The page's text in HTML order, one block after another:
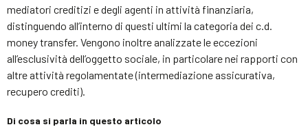
mediatori creditizi e degli agenti in attività finanziaria,
distinguendo all’interno di questi ultimi la categoria dei c.d.
money transfer. Vengono inoltre analizzate le eccezioni
all’esclusività dell’oggetto sociale, in particolare nei rapporti con
altre attività regolamentate (intermediazione assicurativa,
recupero crediti).
Di cosa si parla in questo articolo